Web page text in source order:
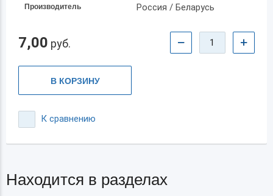
Производитель Россия / Беларусь
7,00 руб. − +
В КОРЗИНУ
К сравнению
Находится в разделах